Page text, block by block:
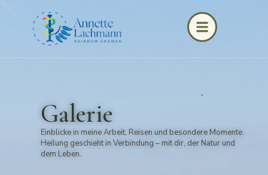
Galerie
Einblicke in meine Arbeit, Reisen und besondere Momente.
Heilung geschieht in Verbindung – mit dir, der Natur und
dem Leben.